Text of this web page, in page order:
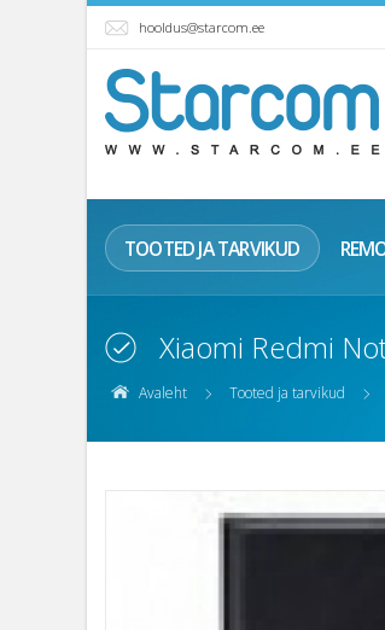
hooldus@starcom.ee
TOOTED JA TARVIKUD
Xiaomi Redmi
Avaleht Tooted ja tarvikud